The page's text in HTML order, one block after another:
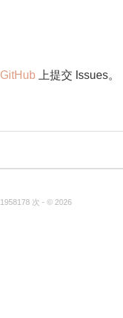
GitHub 上提交 Issues。
1958178 次 - © 2026